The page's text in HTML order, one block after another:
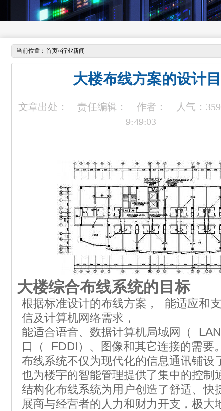
当前位置： 首页»行业新闻
大楼布线方案的设计
文章出处： 责任编辑： 作者： 人气：
9:49:03
大楼综合布线系统的目标
根据标准设计的布线方案， 能适应和
信及计算机网络需求，
能适合语音、数据计算机局域网（
口（ FDDI）、图像和其它连接的需要
布线系统不仅为现代化的信息通讯铺设
也为楼宇的智能管理提供了集中的控制
结构化布线系统为用户创造了舒适、快
展商与经营者的人力和财力开支，极大